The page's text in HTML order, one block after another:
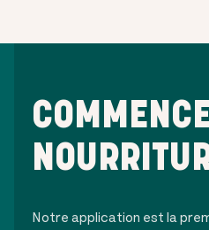
Notre application est la